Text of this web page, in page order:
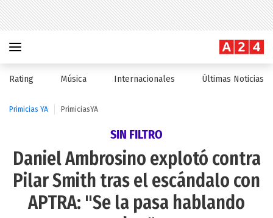
Rating Música Internacionales Últimas Noticias
Primicias YA PrimiciasYA
SIN FILTRO
Daniel Ambrosino explotó contra
Pilar Smith tras el escándalo con
APTRA: "Se la pasa hablando